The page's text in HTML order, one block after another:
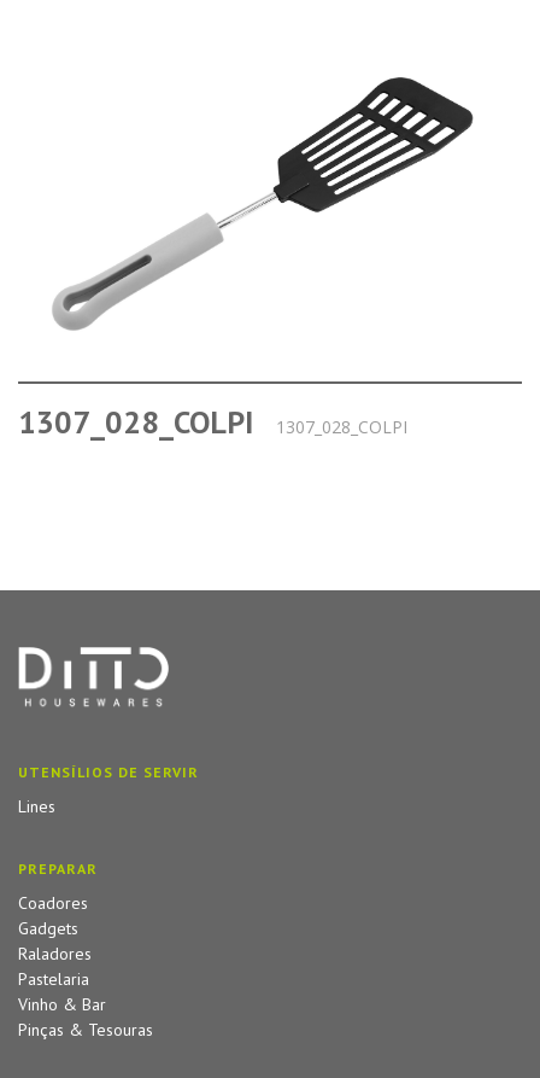
1307_028_COLPI 1307_028_COLPI
UTENSÍLIOS DE SERVIR
Lines
PREPARAR
Coadores
Gadgets
Raladores
Pastelaria
Vinho & Bar
Pinças & Tesouras